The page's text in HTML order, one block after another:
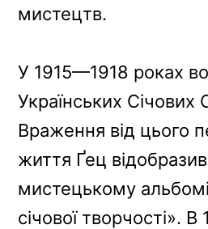
мистецтв.
У 1915—1918 роках
Українських Січових
Враження від цього
життя Ґец
мистецькому
січової творчості».